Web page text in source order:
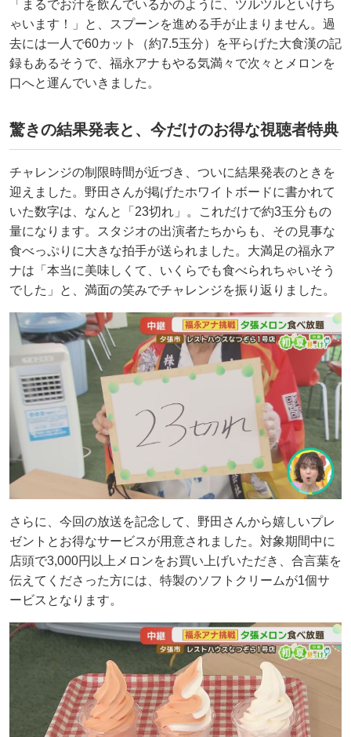
「まるでお汁を飲んでいるかのように、ツルツルといけち
ゃいます！」と、スプーンを進める手が止まりません。過
去には一人で60カット（約7.5玉分）を平らげた大食漢の記
録もあるそうで、福永アナもやる気満々で次々とメロンを
口へと運んでいきました。
驚きの結果発表と、今だけのお得な視聴者特典
チャレンジの制限時間が近づき、ついに結果発表のときを
迎えました。野田さんが掲げたホワイトボードに書かれて
いた数字は、なんと「23切れ」。これだけで約3玉分もの
量になります。スタジオの出演者たちからも、その見事な
食べっぷりに大きな拍手が送られました。大満足の福永ア
ナは「本当に美味しくて、いくらでも食べられちゃいそう
でした」と、満面の笑みでチャレンジを振り返りました。
さらに、今回の放送を記念して、野田さんから嬉しいプレ
ゼントとお得なサービスが用意されました。対象期間中に
店頭で3,000円以上メロンをお買い上げいただき、合言葉を
伝えてくださった方には、特製のソフトクリームが1個サ
ービスとなります。